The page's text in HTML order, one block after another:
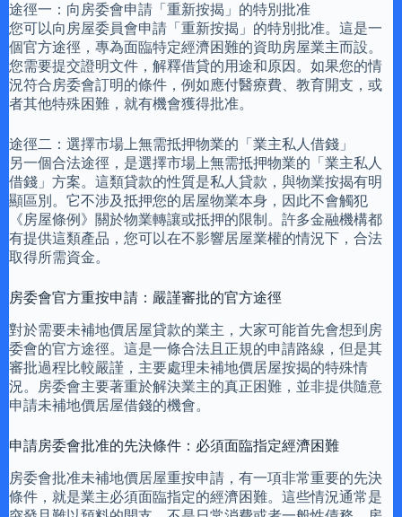
途徑一：向房委會申請「重新按揭」的特別批准
您可以向房屋委員會申請「重新按揭」的特別批准。這是一
個官方途徑，專為面臨特定經濟困難的資助房屋業主而設。
您需要提交證明文件，解釋借貸的用途和原因。如果您的情
況符合房委會訂明的條件，例如應付醫療費、教育開支，或
者其他特殊困難，就有機會獲得批准。
途徑二：選擇市場上無需抵押物業的「業主私人借錢」
另一個合法途徑，是選擇市場上無需抵押物業的「業主私人
借錢」方案。這類貸款的性質是私人貸款，與物業按揭有明
顯區別。它不涉及抵押您的居屋物業本身，因此不會觸犯
《房屋條例》關於物業轉讓或抵押的限制。許多金融機構都
有提供這類產品，您可以在不影響居屋業權的情況下，合法
取得所需資金。
房委會官方重按申請：嚴謹審批的官方途徑
對於需要未補地價居屋貸款的業主，大家可能首先會想到房
委會的官方途徑。這是一條合法且正規的申請路線，但是其
審批過程比較嚴謹，主要處理未補地價居屋按揭的特殊情
況。房委會主要著重於解決業主的真正困難，並非提供隨意
申請未補地價居屋借錢的機會。
申請房委會批准的先決條件：必須面臨指定經濟困難
房委會批准未補地價居屋重按申請，有一項非常重要的先決
條件，就是業主必須面臨指定的經濟困難。這些情況通常是